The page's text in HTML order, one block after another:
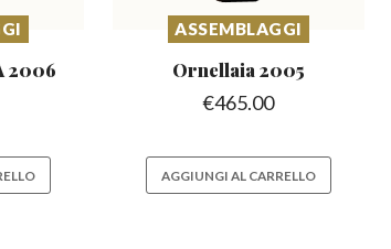
2006
ASSEMBLAGGI
Ornellaia 2005
€465.00
AGGIUNGI AL CARRELLO